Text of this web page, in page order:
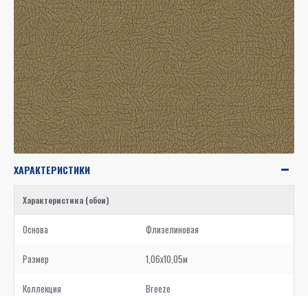
ХАРАКТЕРИСТИКИ
Характеристика (обои)
Основа Флизелиновая
Размер 1,06x10,05м
Коллекция Breeze